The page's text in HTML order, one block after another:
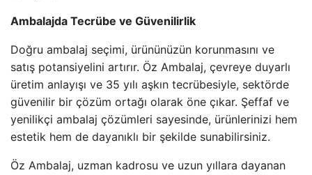
Ambalajda Tecrübe ve Güvenilirlik
Doğru ambalaj seçimi, ürününüzün korunmasını ve
satış potansiyelini artırır. Öz Ambalaj, çevreye duyarlı
üretim anlayışı ve 35 yılı aşkın tecrübesiyle, sektörde
güvenilir bir çözüm ortağı olarak öne çıkar. Şeffaf ve
yenilikçi ambalaj çözümleri sayesinde, ürünlerinizi hem
estetik hem de dayanıklı bir şekilde sunabilirsiniz.
Öz Ambalaj, uzman kadrosu ve uzun yıllara dayanan